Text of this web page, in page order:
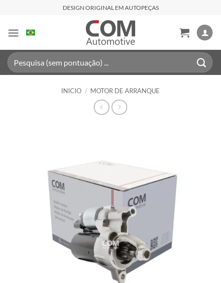
contenido
DESIGN ORIGINAL EM AUTOPEÇAS
Buscar
por:
INICIO / MOTOR DE ARRANQUE